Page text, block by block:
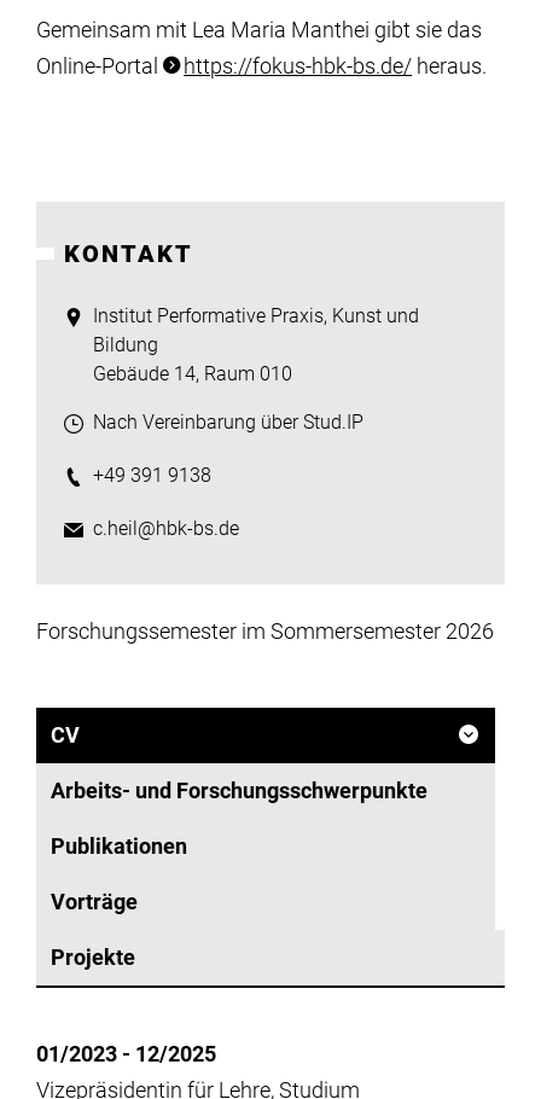
Gemeinsam mit Lea Maria Manthei gibt sie das
Online-Portal
https://fokus-hbk-bs.de/ heraus.
KONTAKT
Institut Performative Praxis, Kunst und
Bildung
Gebäude 14, Raum 010
Nach Vereinbarung über Stud.IP
+49 391 9138
c.heil@hbk-bs.de
Forschungssemester im Sommersemester 2026
CV
Arbeits- und Forschungsschwerpunkte
Publikationen
Vorträge
Projekte
01/2023 - 12/2025
Vizepräsidentin für Lehre, Studium